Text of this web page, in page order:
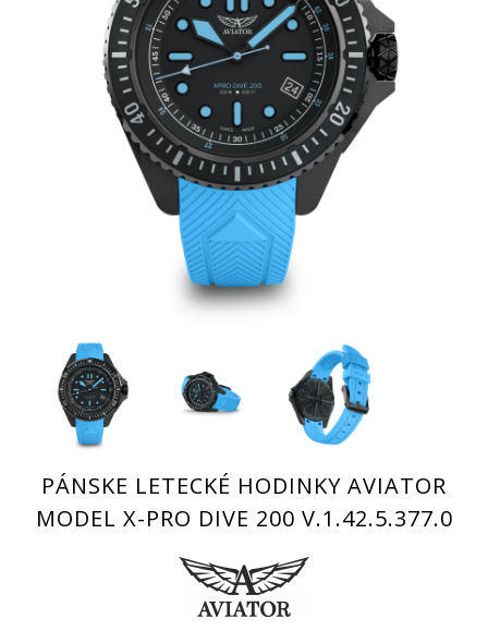
PÁNSKE LETECKÉ HODINKY AVIATOR
MODEL X-PRO DIVE 200 V.1.42.5.377.0